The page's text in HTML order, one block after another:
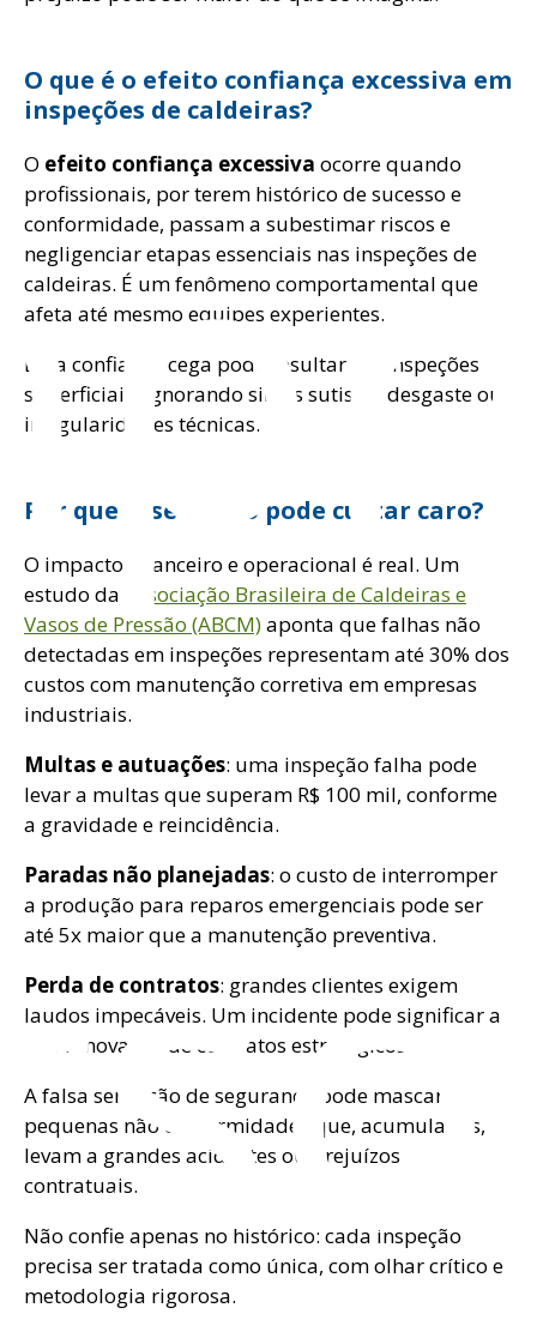
O que é o efeito confiança excessiva em
inspeções de caldeiras?
O efeito confiança excessiva ocorre quando
profissionais, por terem histórico de sucesso e
conformidade, passam a subestimar riscos e
negligenciar etapas essenciais nas inspeções de
caldeiras. É um fenômeno comportamental que
afeta até mesmo equipes experientes.
Essa confiança cega pode resultar em inspeções
superficiais, ignorando sinais sutis de desgaste ou
irregularidades técnicas.
Por que esse efeito pode custar caro?
O impacto financeiro e operacional é real. Um
estudo da
Associação Brasileira de Caldeiras e
Vasos de Pressão (ABCM)aponta que falhas não
detectadas em inspeções representam até 30% dos
custos com manutenção corretiva em empresas
industriais.
Multas e autuações: uma inspeção falha pode
levar a multas que superam R$ 100 mil, conforme
a gravidade e reincidência.
Paradas não planejadas: o custo de interromper
a produção para reparos emergenciais pode ser
até 5x maior que a manutenção preventiva.
Perda de contratos: grandes clientes exigem
laudos impecáveis. Um incidente pode significar a
não renovação de contratos estratégicos.
A falsa sensação de segurança pode mascarar
pequenas não conformidades que, acumuladas,
levam a grandes acidentes ou prejuízos
contratuais.
Não confie apenas no histórico: cada inspeção
precisa ser tratada como única, com olhar crítico e
metodologia rigorosa.